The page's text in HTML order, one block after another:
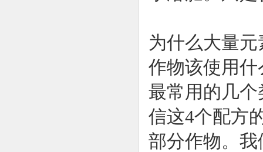
为什么大量
作物该使用
最常用的几个
信这4个配方
部分作物。